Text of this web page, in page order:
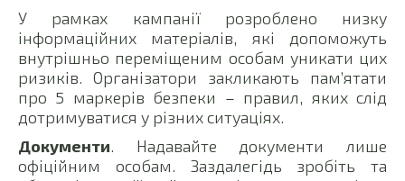
У рамках кампанії розроблено низку
інформаційних матеріалів, які допоможуть
внутрішньо переміщеним особам уникати цих
ризиків. Організатори закликають пам’ятати
про 5 маркерів безпеки – правил, яких слід
дотримуватися у різних ситуаціях.
Документи. Надавайте документи лише
офіційним особам. Заздалегідь зробіть та